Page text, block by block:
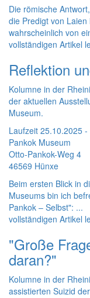
Die römische
die Predigt von
wahrscheinlich von
vollständigen Artikel
Reflektion
Kolumne in der
der aktuellen
Museum.
Laufzeit 25.10.2025
Pankok Museum
Otto-Pankok-Weg 4
46569 Hünxe
Beim ersten Blick in
Museums bin ich
Pankok – Selbst": ...
vollständigen Artikel
"Große
daran?"
Kolumne in der
assistierten Suizid